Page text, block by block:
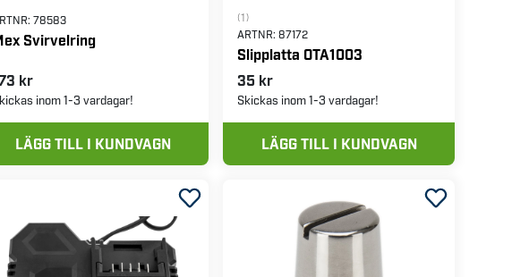
78583
Svirvelring
kr
inom 1-3 vardagar!
LÄGG TILL I KUNDVAGN
(1)
ARTNR:87172
Slipplatta OTA1003
35 kr
Skickas inom 1-3 vardagar!
LÄGG TILL I KUNDVAGN